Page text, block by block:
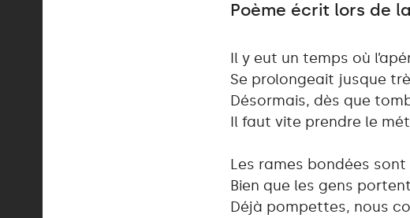
Poème écrit lors de
Il y eut un temps où
Se prolongeait jusque
Désormais, dès que
Il faut vite prendre le
Les rames bondées
Bien que les gens
Déjà pompettes, nous